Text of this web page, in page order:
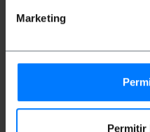
Marketing
Permitir
Términos